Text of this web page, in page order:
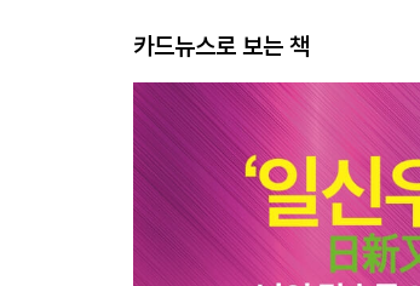
카드뉴스로 보는 책